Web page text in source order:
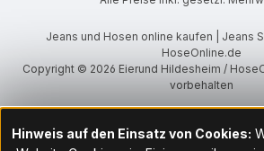
Jeans und Hosen online kaufen | Jeans
HoseOnline.de
Copyright © 2026 Eierund Hildesheim /
vorbehalten
Hinweis auf den Einsatz von Cookies: